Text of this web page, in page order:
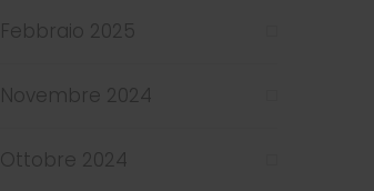
Febbraio 2025
Novembre 2024
Ottobre 2024